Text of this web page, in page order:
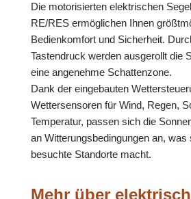
Die motorisierten elektrischen
RE/RES ermöglichen Ihnen
Bedienkomfort und Sicherheit.
Tastendruck werden ausgerollt die
eine angenehme Schattenzone.
Dank der eingebauten
Wettersensoren für Wind, Regen,
Temperatur, passen sich die
an Witterungsbedingungen an, was
besuchte Standorte macht.
Mehr über